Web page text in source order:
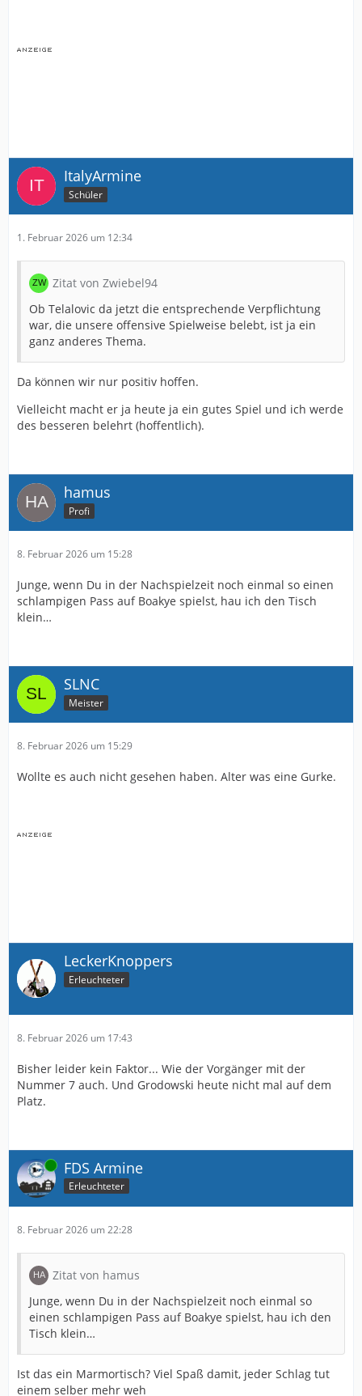
ItalyArmine
Schüler
1. Februar 2026 um 12:34
Zitat von Zwiebel94
Ob Telalovic da jetzt die entsprechende Verpflichtung
war, die unsere offensive Spielweise belebt, ist ja ein
ganz anderes Thema.
Da können wir nur positiv hoffen.
Vielleicht macht er ja heute ja ein gutes Spiel und ich werde
des besseren belehrt (hoffentlich).
hamus
Profi
8. Februar 2026 um 15:28
Junge, wenn Du in der Nachspielzeit noch einmal so einen
schlampigen Pass auf Boakye spielst, hau ich den Tisch
klein…
SLNC
Meister
8. Februar 2026 um 15:29
Wollte es auch nicht gesehen haben. Alter was eine Gurke.
LeckerKnoppers
Erleuchteter
8. Februar 2026 um 17:43
Bisher leider kein Faktor... Wie der Vorgänger mit der
Nummer 7 auch. Und Grodowski heute nicht mal auf dem
Platz.
Online FDS Armine
Erleuchteter
8. Februar 2026 um 22:28
Zitat von hamus
Junge, wenn Du in der Nachspielzeit noch einmal so
einen schlampigen Pass auf Boakye spielst, hau ich den
Tisch klein…
Ist das ein Marmortisch? Viel Spaß damit, jeder Schlag tut
einem selber mehr weh